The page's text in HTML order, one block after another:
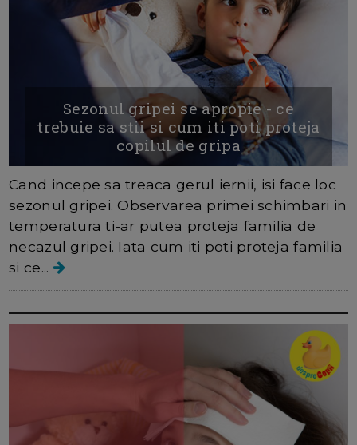
Sezonul gripei se apropie - ce
trebuie sa stii si cum iti poti proteja
copilul de gripa
Cand incepe sa treaca gerul iernii, isi face loc
sezonul gripei. Observarea primei schimbari in
temperatura ti-ar putea proteja familia de
necazul gripei. Iata cum iti poti proteja familia
si ce...